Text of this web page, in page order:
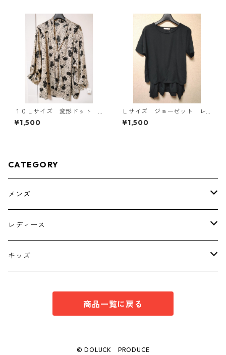
１０Ｌサイズ 変形ドット
花柄 ボウタイブラウス オ
フホワイト KAE-4775
¥1,500
Ｌサイズ ジョーゼット レ
イヤード風プルオーバー ブ
ラック KAE-4792
¥1,500
CATEGORY
メンズ
トップス
ボトムス
レディース
トップス
キッズ
商品一覧に戻る
© DOLUCK PRODUCE